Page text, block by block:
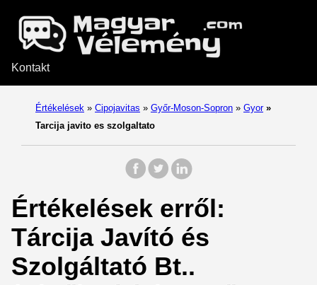
Kontakt
Értékelések » Cipojavitas » Győr-Moson-Sopron » Gyor »
Tarcija javito es szolgaltato
Értékelések erről:
Tárcija Javító és
Szolgáltató Bt..